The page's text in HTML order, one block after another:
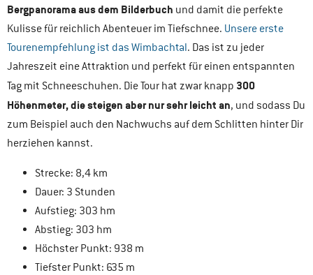
Bergpanorama aus dem Bilderbuch und damit die perfekte
Kulisse für reichlich Abenteuer im Tiefschnee. Unsere erste
Tourenempfehlung ist das Wimbachtal. Das ist zu jeder
Jahreszeit eine Attraktion und perfekt für einen entspannten
Tag mit Schneeschuhen. Die Tour hat zwar knapp 300
Höhenmeter, die steigen aber nur sehr leicht an, und sodass Du
zum Beispiel auch den Nachwuchs auf dem Schlitten hinter Dir
herziehen kannst.
Strecke: 8,4 km
Dauer: 3 Stunden
Aufstieg: 303 hm
Abstieg: 303 hm
Höchster Punkt: 938 m
Tiefster Punkt: 635 m